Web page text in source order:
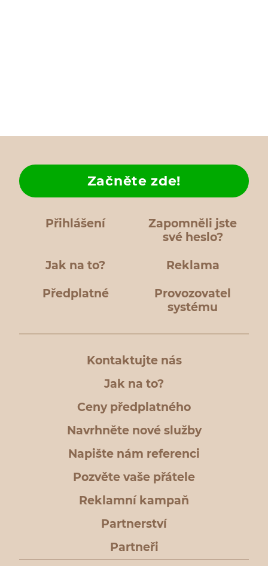
Přihlášení
Zapomněli jste
své heslo?
Jak na to?
Začněte zde!
Reklama
Předplatné
Provozovatel
systému
Kontaktujte nás
Jak na to?
Ceny předplatného
Navrhněte nové služby
Napište nám referenci
Pozvěte vaše přátele
Reklamní kampaň
Partnerství
Partneři